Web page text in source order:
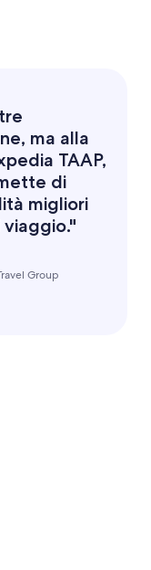
ma alla
TAAP,
di
migliori
Group